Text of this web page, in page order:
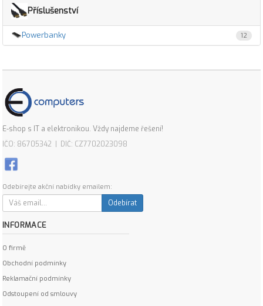
Příslušenství
Powerbanky 12
E-shop s IT a elektronikou. Vždy najdeme řešení!
IČO: 86705342 | DIČ: CZ7702023098
Odebírejte akční nabídky emailem:
Odebírat
INFORMACE
O firmě
Obchodní podmínky
Reklamační podmínky
Odstoupení od smlouvy